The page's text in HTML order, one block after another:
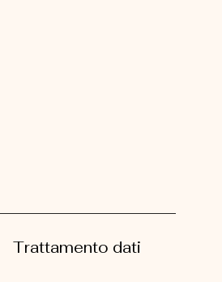
Trattamento dati